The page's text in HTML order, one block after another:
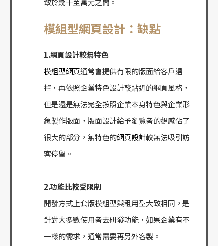
致於幾千至萬元之間。
模組型網頁設計：缺點
1.網頁設計較無特色
模組型網頁通常會提供有限的版面給客戶選
擇，再依照企業特色設計較貼近的網頁風格，
但是還是無法完全按照企業本身特色與企業形
象製作版面，版面設計給予瀏覽者的觀感佔了
很大的部分，無特色的網頁設計較無法吸引訪
客停留。
2.功能比較受限制
開發方式上套版模組型與租用型大致相同，是
針對大多數使用者去研發功能，如果企業有不
一樣的需求，通常需要再另外客製。